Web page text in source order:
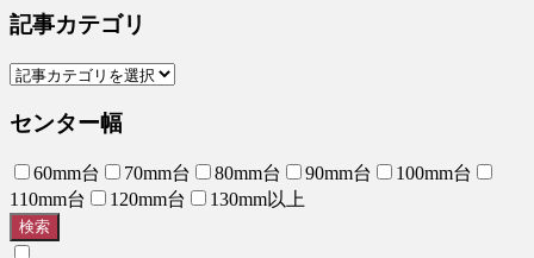
記事カテゴリ
センター幅
60mm台 70mm台 80mm台 90mm台
100mm台
110mm台
120mm台 130mm以上
検索